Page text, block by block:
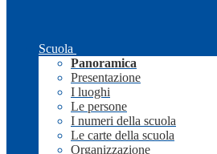
Scuola
Panoramica
Presentazione
I luoghi
Le persone
I numeri della scuola
Le carte della scuola
Organizzazione